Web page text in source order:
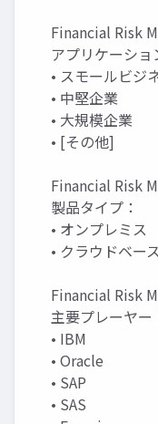
Financial Risk
アプリケーショ
• スモールビジ
• 中堅企業
• 大規模企業
• [その他]
Financial Risk
製品タイプ：
• オンプレミス
• クラウドベー
Financial Risk
主要プレーヤー
• IBM
• Oracle
• SAP
• SAS